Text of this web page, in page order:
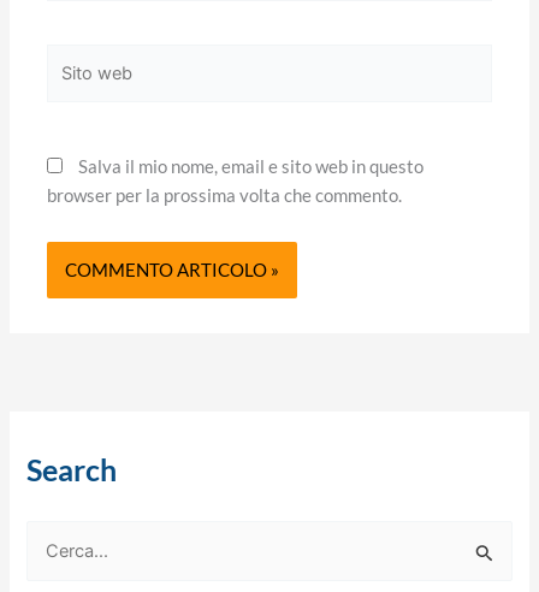
web
Salva il mio nome, email e sito web in questo
browser per la prossima volta che commento.
Search